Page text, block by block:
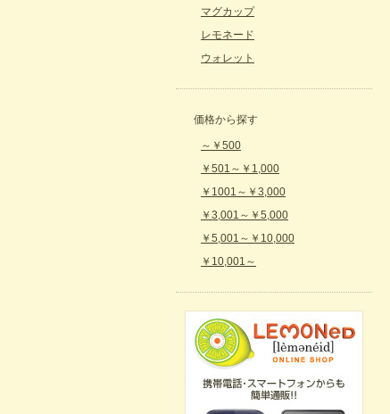
マグカップ
レモネード
ウォレット
価格から探す
～￥500
￥501～￥1,000
￥1001～￥3,000
￥3,001～￥5,000
￥5,001～￥10,000
￥10,001～